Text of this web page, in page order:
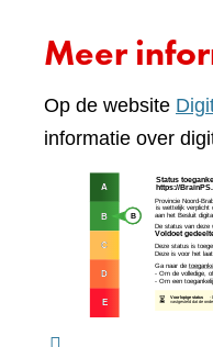
Meer
Op de website
informatie over